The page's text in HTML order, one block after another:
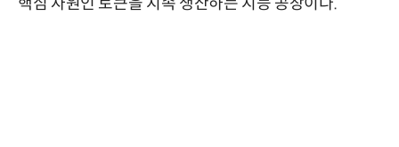
핵심 자원인 토큰을 지속 생산하는 지능 공장이다.